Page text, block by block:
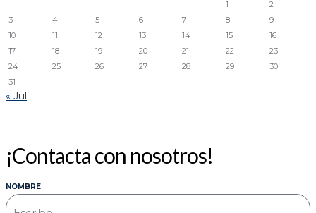
1
2
3
4 5 6 7 8
9
10
11 12 13 14 15
16
17
18 19 20 21 22
23
24
25 26 27 28 29
30
31
« Jul
¡Contacta con nosotros!
NOMBRE